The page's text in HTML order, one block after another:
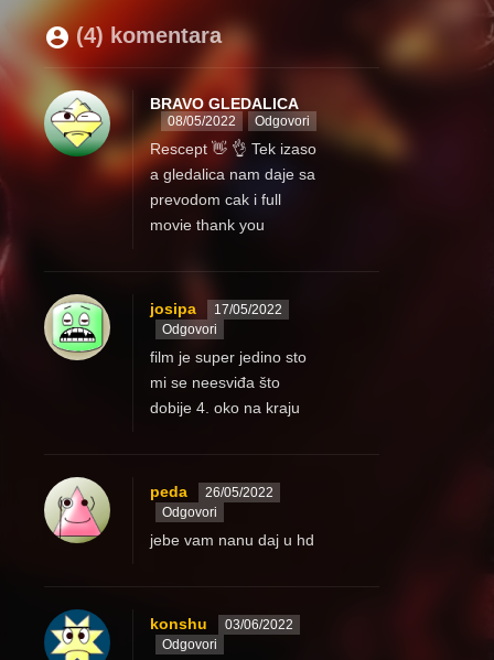
(4) komentara
BRAVO GLEDALICA
08/05/2022 Odgovori
Rescept 👋 👌 Tek izaso
a gledalica nam daje sa
prevodom cak i full
movie thank you
josipa
17/05/2022
Odgovori
film je super jedino sto
mi se neesviđa što
dobije 4. oko na kraju
peda
26/05/2022
Odgovori
jebe vam nanu daj u hd
konshu
03/06/2022
Odgovori